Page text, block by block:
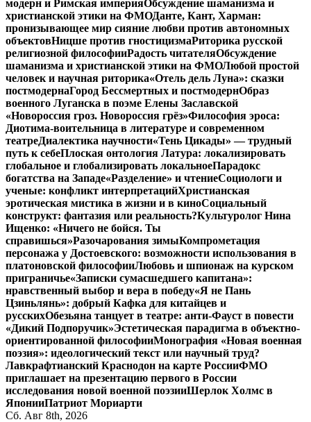
модерн и Римская империяОбсуждение шаманизма и
христианской этики на ФМОДанте, Кант, Харман:
пронизывающее мир сияние любви против автономных
объектовНицше против гностицизмаРиторика русской
религиозной философииРадость читателяОбсуждение
шаманизма и христианской этики на ФМОЛюбой простой
человек и научная риторика«Отель дель Луна»: сказки
постмодернаГород Бессмертных и постмодернОбраз
военного Луганска в поэме Елены Заславской
«Новороссия гроз. Новороссия грёз»Философия эроса:
Диотима-воительница в литературе и современном
театреДиалектика научности«Тень Цикады» — трудный
путь к себеПлоская онтология Латура: локализировать
глобальное и глобализировать локальноеПарадокс
богатства на Западе«Разделение» и чтениеСоциологи и
ученые: конфликт интерпретацийХристианская
эротическая мистика в жизни и в киноСоциальный
конструкт: фантазия или реальность?Культуролог Нина
Ищенко: «Ничего не бойся. Ты
справишься»Разочарования зимыКомпрометация
персонажа у Достоевского: возможности использования в
платоновской философииЛюбовь и шпионаж на курском
приграничье«Записки сумасшедшего капитана»:
нравственный выбор и вера в победу«Я не Пань
Цзиньлянь»: добрый Кафка для китайцев и
русскихОбезьяна танцует в театре: анти-Фауст в повести
«Дикий Подпоручик»Эстетическая парадигма в объектно-
ориентированной философииМонография «Новая военная
поэзия»: идеологический текст или научный труд?
Лавкрафтианский Краснодон на карте РоссииФМО
приглашает на презентацию первого в России
исследования новой военной поэзииШерлок Холмс в
ЯпонииПатриот Мориарти
Сб. Авг 8th, 2026